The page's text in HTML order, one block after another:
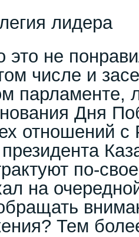
лидера
это не
числе и
Дня
отношений с
по-
на
Тем